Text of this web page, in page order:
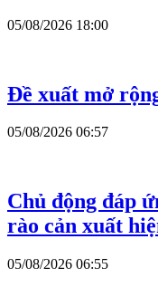
05/08/2026 18:00
Đề xuất mở
05/08/2026 06:57
Chủ động đáp
rào cản xuất
05/08/2026 06:55